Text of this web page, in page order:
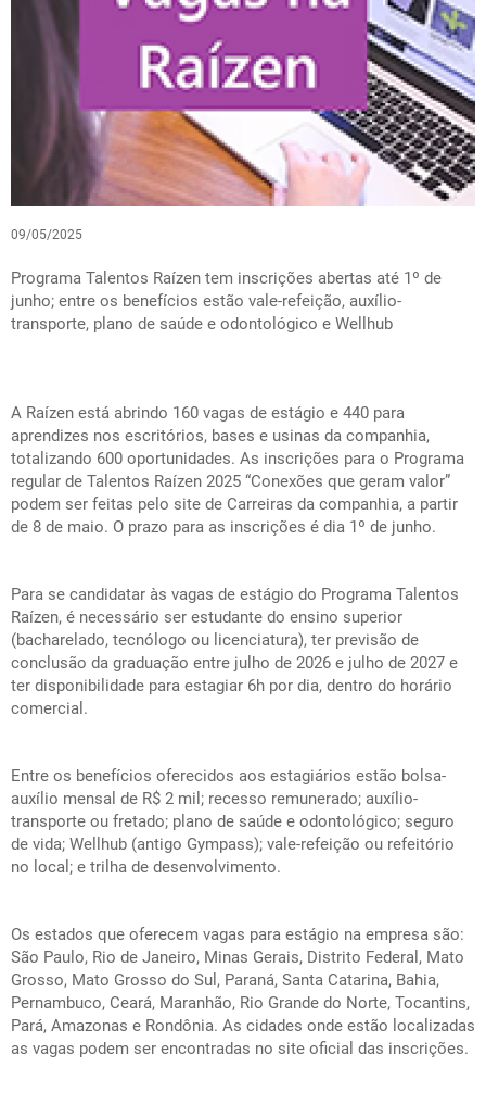
09/05/2025
Programa Talentos Raízen tem inscrições abertas até 1º de
junho; entre os benefícios estão vale-refeição, auxílio-
transporte, plano de saúde e odontológico e Wellhub
A Raízen está abrindo 160 vagas de estágio e 440 para
aprendizes nos escritórios, bases e usinas da companhia,
totalizando 600 oportunidades. As inscrições para o Programa
regular de Talentos Raízen 2025 “Conexões que geram valor”
podem ser feitas pelo site de Carreiras da companhia, a partir
de 8 de maio. O prazo para as inscrições é dia 1º de junho.
Para se candidatar às vagas de estágio do Programa Talentos
Raízen, é necessário ser estudante do ensino superior
(bacharelado, tecnólogo ou licenciatura), ter previsão de
conclusão da graduação entre julho de 2026 e julho de 2027 e
ter disponibilidade para estagiar 6h por dia, dentro do horário
comercial.
Entre os benefícios oferecidos aos estagiários estão bolsa-
auxílio mensal de R$ 2 mil; recesso remunerado; auxílio-
transporte ou fretado; plano de saúde e odontológico; seguro
de vida; Wellhub (antigo Gympass); vale-refeição ou refeitório
no local; e trilha de desenvolvimento.
Os estados que oferecem vagas para estágio na empresa são:
São Paulo, Rio de Janeiro, Minas Gerais, Distrito Federal, Mato
Grosso, Mato Grosso do Sul, Paraná, Santa Catarina, Bahia,
Pernambuco, Ceará, Maranhão, Rio Grande do Norte, Tocantins,
Pará, Amazonas e Rondônia. As cidades onde estão localizadas
as vagas podem ser encontradas no site oficial das inscrições.